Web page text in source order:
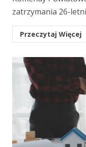
zatrzymania 26-
Przeczytaj Więcej